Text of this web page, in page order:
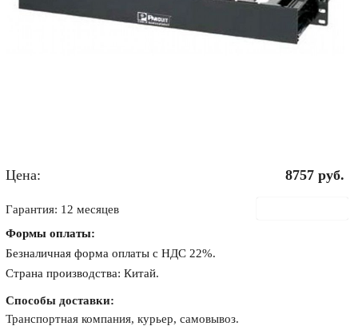
Цена: 8757 руб.
Гарантия: 12 месяцев
Формы оплаты:
Безналичная форма оплаты с НДС 22%.
Страна производства: Китай.
Способы доставки:
Транспортная компания, курьер, самовывоз.